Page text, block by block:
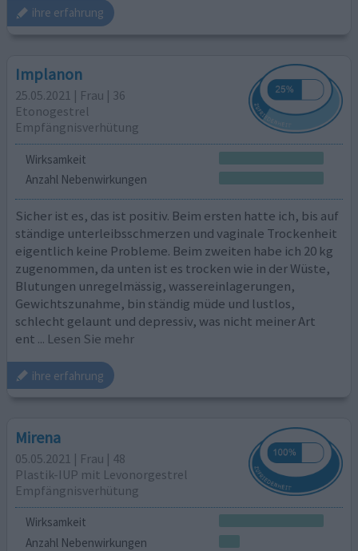
ihre erfahrung
Implanon
25.05.2021 | Frau | 36
Etonogestrel
Empfängnisverhütung
Wirksamkeit
Anzahl Nebenwirkungen
Sicher ist es, das ist positiv. Beim ersten hatte ich, bis auf
ständige unterleibsschmerzen und vaginale Trockenheit
eigentlich keine Probleme. Beim zweiten habe ich 20 kg
zugenommen, da unten ist es trocken wie in der Wüste,
Blutungen unregelmässig, wassereinlagerungen,
Gewichtszunahme, bin ständig müde und lustlos,
schlecht gelaunt und depressiv, was nicht meiner Art
ent ... Lesen Sie mehr
ihre erfahrung
Mirena
05.05.2021 | Frau | 48
Plastik-IUP mit Levonorgestrel
Empfängnisverhütung
Wirksamkeit
Anzahl Nebenwirkungen